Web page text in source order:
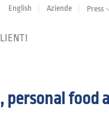
English Aziende Press
food